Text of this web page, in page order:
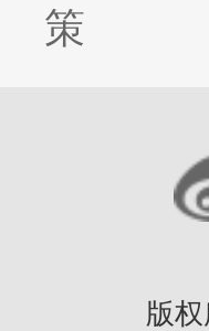
策
版